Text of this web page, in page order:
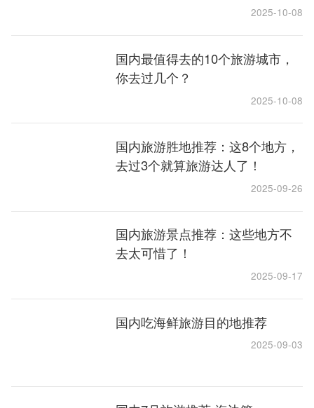
2025-10-08
国内最值得去的10个旅游城市，
你去过几个？
2025-10-08
国内旅游胜地推荐：这8个地方，
去过3个就算旅游达人了！
2025-09-26
国内旅游景点推荐：这些地方不
去太可惜了！
2025-09-17
国内吃海鲜旅游目的地推荐
2025-09-03